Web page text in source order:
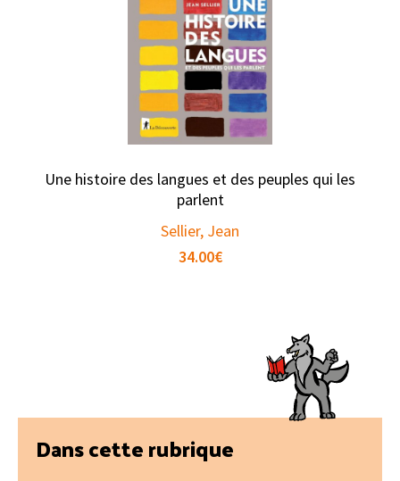
Une histoire des langues et des peuples qui les
parlent
Sellier, Jean
34.00€
Barre
Dans cette rubrique